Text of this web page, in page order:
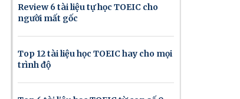
Review 6 tài liệu tự học TOEIC cho
người mất gốc
Top 12 tài liệu học TOEIC hay cho mọi
trình độ